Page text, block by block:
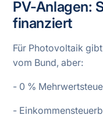
PV-Anlagen:
finanziert
Für Photovoltaik
vom Bund, aber:
- 0 %
-